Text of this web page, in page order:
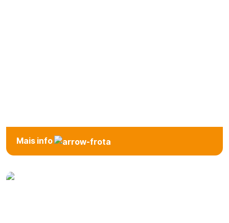
Mais info